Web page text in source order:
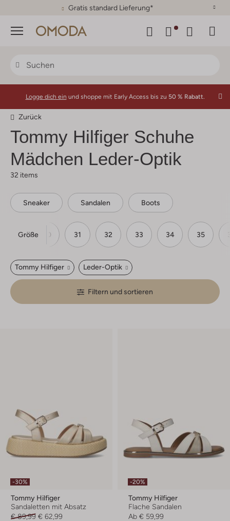
30 Tage Rückgaberecht
Menü
Logge dich ein und shoppe mit Early Access bis zu 50 % Rabatt.
Zurück
Tommy Hilfiger Schuhe
Mädchen Leder-Optik
32 items
Sneaker Sandalen Boots
Größe
28 30 31 32 33 34 35
Tommy Hilfiger Leder-Optik
Filtern und sortieren
-30%
Tommy Hilfiger
Sandaletten mit Absatz
€ 89,99 € 62,99
-20%
Tommy Hilfiger
Flache Sandalen
Ab € 59,99